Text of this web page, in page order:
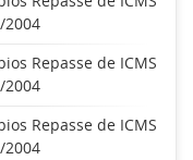
2004
Repasse de ICMS
2004
Repasse de ICMS
2004